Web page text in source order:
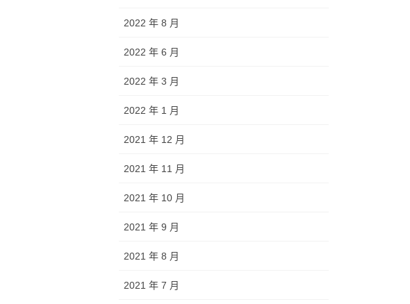
2022 年 8 月
2022 年 6 月
2022 年 3 月
2022 年 1 月
2021 年 12 月
2021 年 11 月
2021 年 10 月
2021 年 9 月
2021 年 8 月
2021 年 7 月